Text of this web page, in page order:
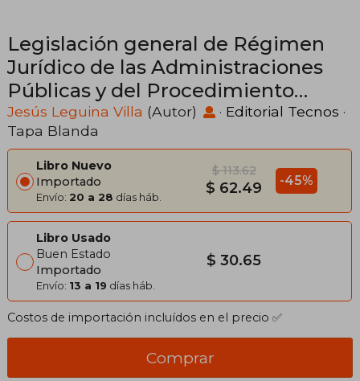
Legislación general de Régimen
Jurídico de las Administraciones
Públicas y del Procedimiento
Administrativo Común
Jesús Leguina Villa (Autor) · Editorial Tecnos ·
Tapa Blanda
Libro Nuevo
Importado
Envío: 20 a 28 días háb.
$ 113.62
$ 62.49 -45%
Libro Usado
Buen Estado
Importado
Envío: 13 a 19 días háb.
$ 30.65
Costos de importación incluídos en el precio ✅
Comprar